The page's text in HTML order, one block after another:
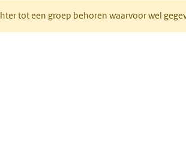
tot een groep behoren waarvoor wel